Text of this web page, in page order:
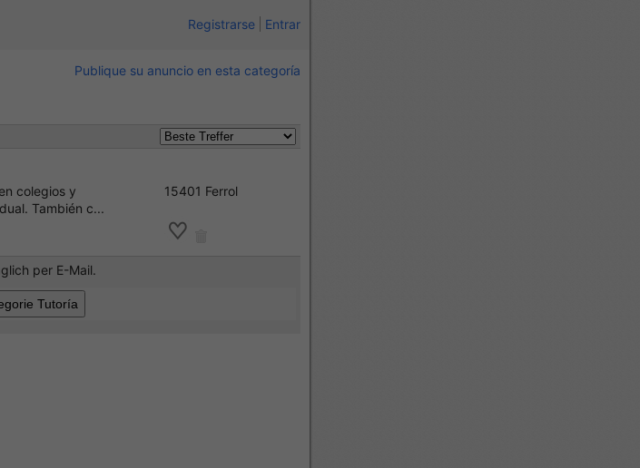
Registrarse Entrar
Publique su anuncio en esta categoría
colegios y
También c...
15401 Ferrol
per E-Mail.